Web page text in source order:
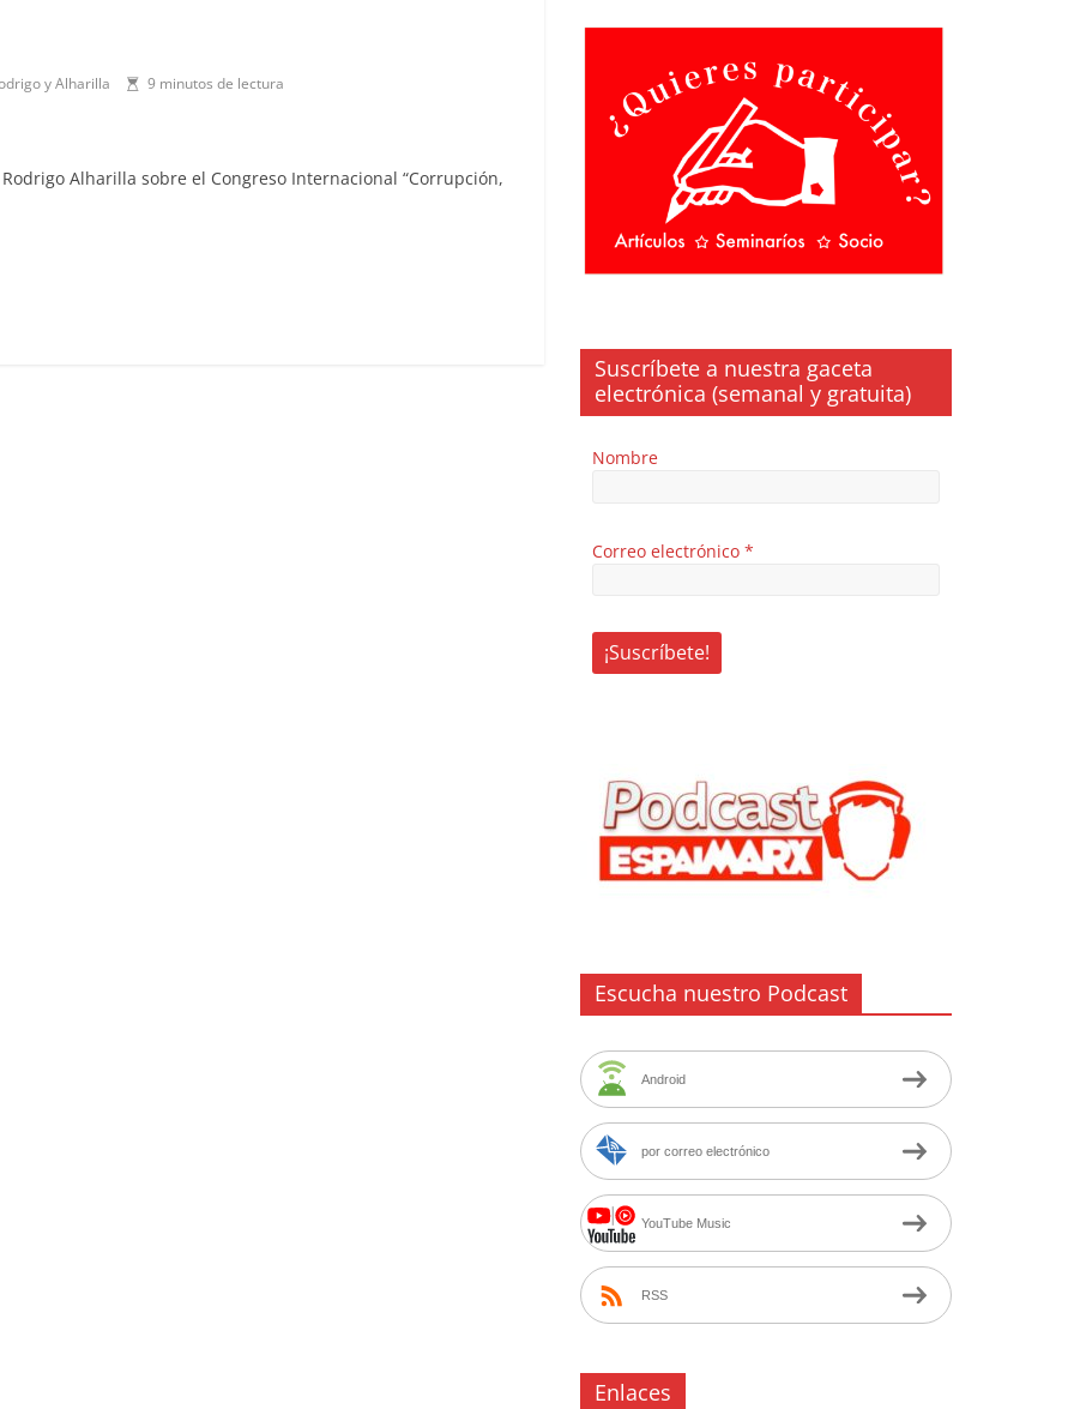
y Alharilla 9 minutos de lectura
Alharilla sobre el Congreso Internacional “Corrupción,
Suscríbete a nuestra gaceta
electrónica (semanal y gratuita)
Nombre
Correo electrónico *
Escucha nuestro Podcast
Android
por correo electrónico
YouTube Music
RSS
Enlaces